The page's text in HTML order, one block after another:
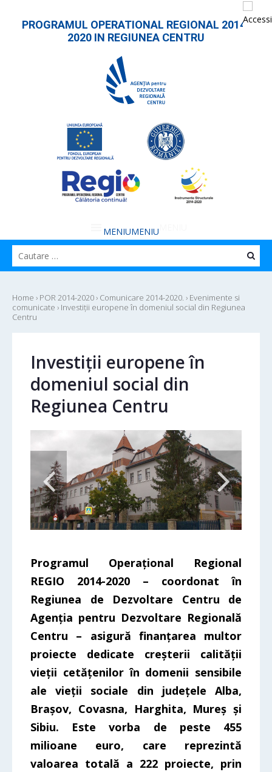
PROGRAMUL OPERATIONAL REGIONAL 2014-
2020 IN REGIUNEA CENTRU
MENIUMENIU
Home › POR 2014-2020› Comunicare 2014-2020. › Evenimente si
comunicate › Investiții europene în domeniul social din Regiunea
Centru
Investiții europene în
domeniul social din
Regiunea Centru
Programul Operațional Regional
REGIO 2014-2020 – coordonat în
Regiunea de Dezvoltare Centru de
Agenția pentru Dezvoltare Regională
Centru – asigură finanțarea multor
proiecte dedicate creșterii calității
vieții cetățenilor în domenii sensibile
ale vieții sociale din județele Alba,
Brașov, Covasna, Harghita, Mureș și
Sibiu. Este vorba de peste 455
milioane euro, care reprezintă
valoarea totală a 222 proiecte, prin